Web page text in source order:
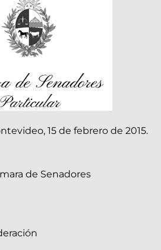
15 de febrero de 2015.
de Senadores